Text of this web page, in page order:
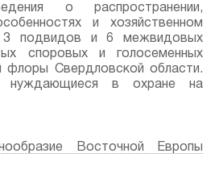
о распространении,
и хозяйственном
3 подвидов и 6 межвидовых
споровых и голосеменных
флоры Свердловской области.
нуждающиеся в охране на
Восточной Европы